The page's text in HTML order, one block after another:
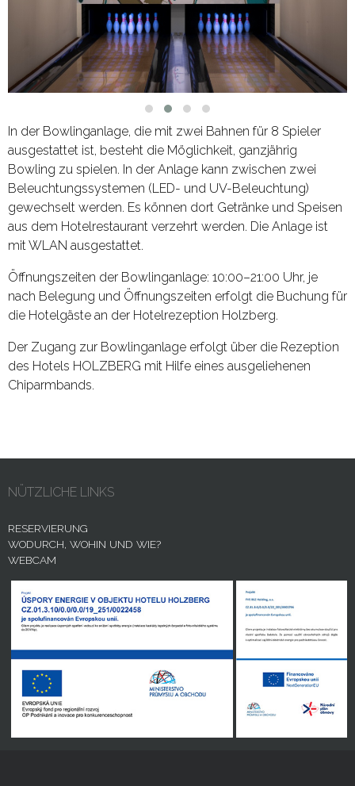
In der Bowlinganlage, die mit zwei Bahnen für 8 Spieler
ausgestattet ist, besteht die Möglichkeit, ganzjährig
Bowling zu spielen. In der Anlage kann zwischen zwei
Beleuchtungssys­temen (LED- und UV-Beleuchtung)
gewechselt werden. Es können dort Getränke und Speisen
aus dem Hotelrestaurant verzehrt werden. Die Anlage ist
mit WLAN ausgestattet.
Öffnungszeiten der Bowlinganlage: 10:00–21:00 Uhr, je
nach Belegung und Öffnungszeiten erfolgt die Buchung für
die Hotelgäste an der Hotelrezeption Holzberg.
Der Zugang zur Bowlinganlage erfolgt über die Rezeption
des Hotels HOLZBERG mit Hilfe eines ausgeliehenen
Chiparmbands.
NÜTZLICHE LINKS
RESERVIERUNG
WODURCH, WOHIN UND WIE?
WEBCAM